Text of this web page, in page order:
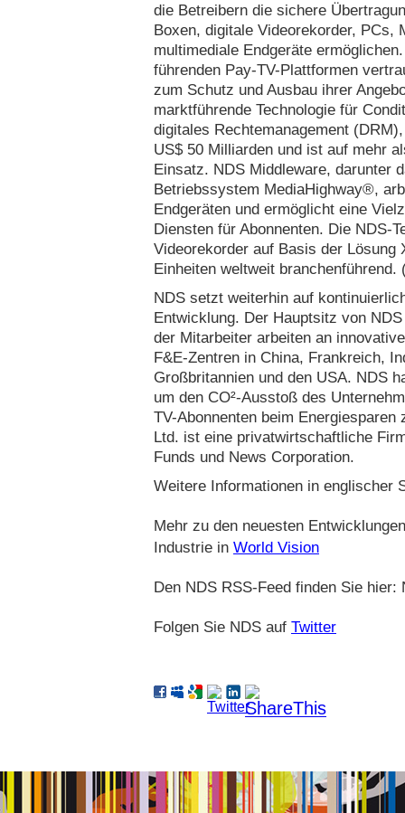
die Betreibern die sichere
Boxen, digitale Videorekorder, PCs,
multimediale Endgeräte
führenden Pay-TV-Plattformen
zum Schutz und Ausbau ihrer
marktführende Technologie für
digitales Rechtemanagement
US$ 50 Milliarden und ist auf mehr
Einsatz. NDS Middleware, darunter
Betriebssystem MediaHighway®,
Endgeräten und ermöglicht eine
Diensten für Abonnenten. Die NDS-
Videorekorder auf Basis der
Einheiten weltweit branchenführend.
NDS setzt weiterhin auf
Entwicklung. Der Hauptsitz von
der Mitarbeiter arbeiten an
F&E-Zentren in China, Frankreich,
Großbritannien und den USA. NDS
um den CO²-Ausstoß des
TV-Abonnenten beim
Ltd. ist eine privatwirtschaftliche
Funds und News Corporation.
Weitere Informationen in englischer
Mehr zu den neuesten
Industrie in World Vision
Den NDS RSS-Feed finden Sie hier:
Folgen Sie NDS auf Twitter